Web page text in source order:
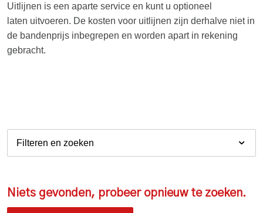
Uitlijnen is een aparte service en kunt u optioneel
laten uitvoeren. De kosten voor uitlijnen zijn derhalve niet in
de bandenprijs inbegrepen en worden apart in rekening
gebracht.
Filteren en zoeken
Niets gevonden, probeer opnieuw te zoeken.